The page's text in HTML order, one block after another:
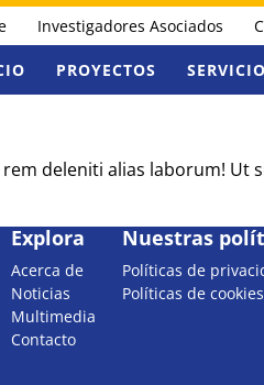
Investigadores Asociados
PROYECTOS
deleniti alias laborum! Ut
Explora
Acerca de
Noticias
Multimedia
Contacto
Nuestras
Políticas de
Políticas de cookies